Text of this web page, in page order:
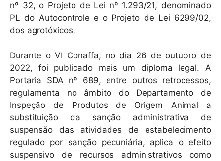
nº 32, o Projeto de Lei nº 1.293/21, denominado
PL do Autocontrole e o Projeto de Lei 6299/02,
dos agrotóxicos.
Durante o VI Conaffa, no dia 26 de outubro de
2022, foi publicado mais um diploma legal. A
Portaria SDA nº 689, entre outros retrocessos,
regulamenta no âmbito do Departamento de
Inspeção de Produtos de Origem Animal a
substituição da sanção administrativa de
suspensão das atividades de estabelecimento
regulado por sanção pecuniária, aplica o efeito
suspensivo de recursos administrativos como